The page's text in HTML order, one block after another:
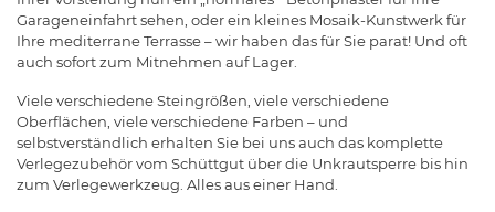
Garageneinfahrt sehen, oder ein kleines Mosaik-Kunstwerk für
Ihre mediterrane Terrasse – wir haben das für Sie parat! Und oft
auch sofort zum Mitnehmen auf Lager.
Viele verschiedene Steingrößen, viele verschiedene
Oberflächen, viele verschiedene Farben – und
selbstverständlich erhalten Sie bei uns auch das komplette
Verlegezubehör vom Schüttgut über die Unkrautsperre bis hin
zum Verlegewerkzeug. Alles aus einer Hand.